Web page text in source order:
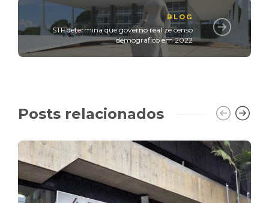
BLOG
STF determina que governo realize censo
demográfico em 2022
Posts relacionados